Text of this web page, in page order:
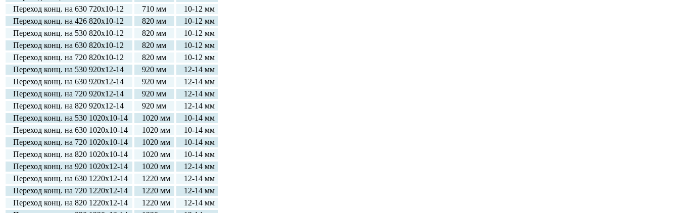
Переход конц. на 630 720х10-12
710 мм
10-12 мм
Переход конц. на 426 820х10-12
820 мм
10-12 мм
Переход конц. на 530 820х10-12
820 мм
10-12 мм
Переход конц. на 630 820х10-12
820 мм
10-12 мм
Переход конц. на 720 820х10-12
820 мм
10-12 мм
Переход конц. на 530 920х12-14
920 мм
12-14 мм
Переход конц. на 630 920х12-14
920 мм
12-14 мм
Переход конц. на 720 920х12-14
920 мм
12-14 мм
Переход конц. на 820 920х12-14
920 мм
12-14 мм
Переход конц. на 530 1020х10-14
1020 мм
10-14 мм
Переход конц. на 630 1020х10-14
1020 мм
10-14 мм
Переход конц. на 720 1020х10-14
1020 мм
10-14 мм
Переход конц. на 820 1020х10-14
1020 мм
10-14 мм
Переход конц. на 920 1020х12-14
1020 мм
12-14 мм
Переход конц. на 630 1220х12-14
1220 мм
12-14 мм
Переход конц. на 720 1220х12-14
1220 мм
12-14 мм
Переход конц. на 820 1220х12-14
1220 мм
12-14 мм